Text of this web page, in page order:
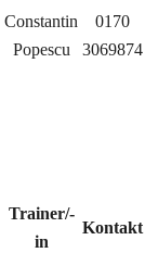
Constantin
Popescu
0170
3069874
Trainer/-
in
Kontakt